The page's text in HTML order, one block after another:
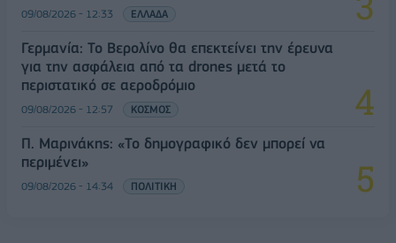
09/08/2026 - 12:33 ΕΛΛΑΔΑ
Γερμανία: Το Βερολίνο θα επεκτείνει την έρευνα
για την ασφάλεια από τα drones μετά το
περιστατικό σε αεροδρόμιο
09/08/2026 - 12:57 ΚΟΣΜΟΣ
Π. Μαρινάκης: «Το δημογραφικό δεν μπορεί να
περιμένει»
09/08/2026 - 14:34 ΠΟΛΙΤΙΚΗ